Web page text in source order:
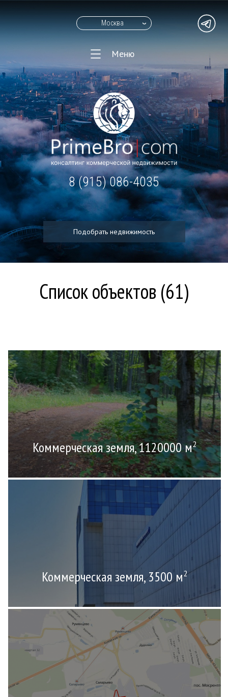
Москва
Меню
8 (915) 086-4035
Подобрать недвижимость
Список объектов (61)
Коммерческая земля, 1120000 м2
Коммерческая земля, 3500 м2